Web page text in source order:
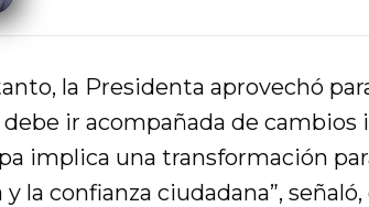
la Presidenta aprovechó
ir acompañada de cambios
implica una transformación
la confianza ciudadana”,